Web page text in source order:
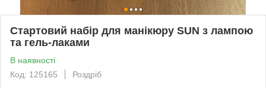
Стартовий набір для манікюру SUN з лампою
та гель-лаками
В наявності
Код: 125165
Роздріб